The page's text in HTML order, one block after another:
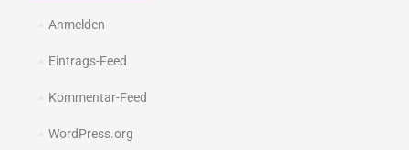
Anmelden
Eintrags-Feed
Kommentar-Feed
WordPress.org